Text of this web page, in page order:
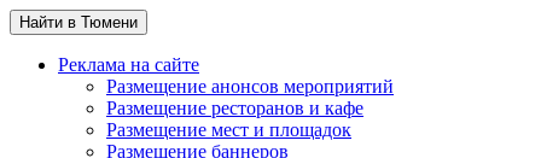
Найти в Тюмени
Реклама на сайте
Размещение анонсов мероприятий
Размещение ресторанов и кафе
Размещение мест и площадок
Размещение баннеров